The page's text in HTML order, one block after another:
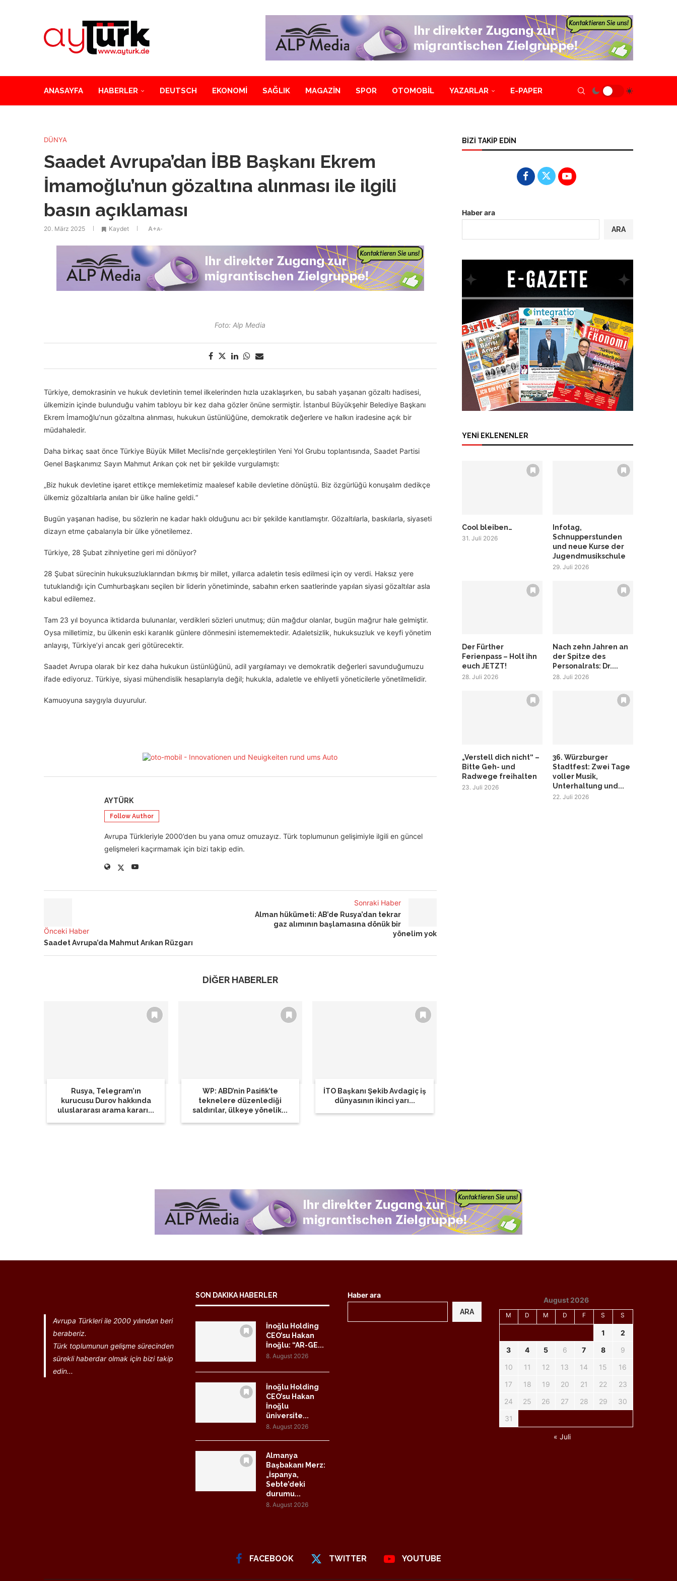
ANASAYFA HABERLER DEUTSCH EKONOMİ SAĞLIK MAGAZİN SPOR OTOMOBİL YAZARLAR E-PAPER
DÜNYA
Saadet Avrupa’dan İBB Başkanı Ekrem
İmamoğlu’nun gözaltına alınması ile ilgili
basın açıklaması
20. März 2025 Kaydet A+A-
Foto: Alp Media
Türkiye, demokrasinin ve hukuk devletinin temel ilkelerinden hızla uzaklaşırken, bu sabah yaşanan gözaltı hadisesi,
ülkemizin içinde bulunduğu vahim tabloyu bir kez daha gözler önüne sermiştir. İstanbul Büyükşehir Belediye Başkanı
Ekrem İmamoğlu’nun gözaltına alınması, hukukun üstünlüğüne, demokratik değerlere ve halkın iradesine açık bir
müdahaledir.
Daha birkaç saat önce Türkiye Büyük Millet Meclisi’nde gerçekleştirilen Yeni Yol Grubu toplantısında, Saadet Partisi
Genel Başkanımız Sayın Mahmut Arıkan çok net bir şekilde vurgulamıştı:
„Biz hukuk devletine işaret ettikçe memleketimiz maalesef kabile devletine dönüştü. Biz özgürlüğü konuşalım dedikçe
ülkemiz gözaltılarla anılan bir ülke haline geldi.“
Bugün yaşanan hadise, bu sözlerin ne kadar haklı olduğunu acı bir şekilde kanıtlamıştır. Gözaltılarla, baskılarla, siyaseti
dizayn etme çabalarıyla bir ülke yönetilemez.
Türkiye, 28 Şubat zihniyetine geri mi dönüyor?
28 Şubat sürecinin hukuksuzluklarından bıkmış bir millet, yıllarca adaletin tesis edilmesi için oy verdi. Haksız yere
tutuklandığı için Cumhurbaşkanı seçilen bir liderin yönetiminde, sabahın erken saatlerinde yapılan siyasi gözaltılar asla
kabul edilemez.
Tam 23 yıl boyunca iktidarda bulunanlar, verdikleri sözleri unutmuş; dün mağdur olanlar, bugün mağrur hale gelmiştir.
Oysa milletimiz, bu ülkenin eski karanlık günlere dönmesini istememektedir. Adaletsizlik, hukuksuzluk ve keyfi yönetim
anlayışı, Türkiye’yi ancak geri götürecektir.
Saadet Avrupa olarak bir kez daha hukukun üstünlüğünü, adil yargılamayı ve demokratik değerleri savunduğumuzu
ifade ediyoruz. Türkiye, siyasi mühendislik hesaplarıyla değil; hukukla, adaletle ve ehliyetli yöneticilerle yönetilmelidir.
Kamuoyuna saygıyla duyurulur.
AYTÜRK
Follow Author
Avrupa Türkleriyle 2000’den bu yana omuz omuzayız. Türk toplumunun gelişimiyle ilgili en güncel
gelişmeleri kaçırmamak için bizi takip edin.
Önceki Haber
Saadet Avrupa’da Mahmut Arıkan Rüzgarı
Sonraki Haber
Alman hükümeti: AB’de Rusya’dan tekrar
gaz alımının başlamasına dönük bir
yönelim yok
DİĞER HABERLER
Rusya, Telegram’ın
kurucusu Durov hakkında
uluslararası arama kararı...
WP: ABD’nin Pasifik’te
teknelere düzenlediği
saldırılar, ülkeye yönelik...
İTO Başkanı Şekib Avdagiç iş
dünyasının ikinci yarı...
BİZİ TAKİP EDİN
Haber ara
ARA
YENİ EKLENENLER
Cool bleiben…
31. Juli 2026
Infotag,
Schnupperstunden
und neue Kurse der
Jugendmusikschule
29. Juli 2026
Der Fürther
Ferienpass – Holt ihn
euch JETZT!
28. Juli 2026
Nach zehn Jahren an
der Spitze des
Personalrats: Dr....
28. Juli 2026
„Verstell dich nicht“ –
Bitte Geh- und
Radwege freihalten
23. Juli 2026
36. Würzburger
Stadtfest: Zwei Tage
voller Musik,
Unterhaltung und...
22. Juli 2026
Avrupa Türkleri ile 2000 yılından beri
beraberiz.
Türk toplumunun gelişme sürecinden
sürekli haberdar olmak için bizi takip
edin...
SON DAKIKA HABERLER
İnoğlu Holding
CEO’su Hakan
İnoğlu: “AR-GE...
8. August 2026
İnoğlu Holding
CEO’su Hakan
İnoğlu
üniversite...
8. August 2026
Almanya
Başbakanı Merz:
„İspanya,
Sebte’deki
durumu...
8. August 2026
Haber ara
ARA
August 2026
M D M D F S S
1
2
3
4 5 6 7 8
9
10
11 12 13 14 15
16
17
18 19 20 21 22
23
24
25 26 27 28 29
30
31
« Juli
FACEBOOK TWITTER YOUTUBE